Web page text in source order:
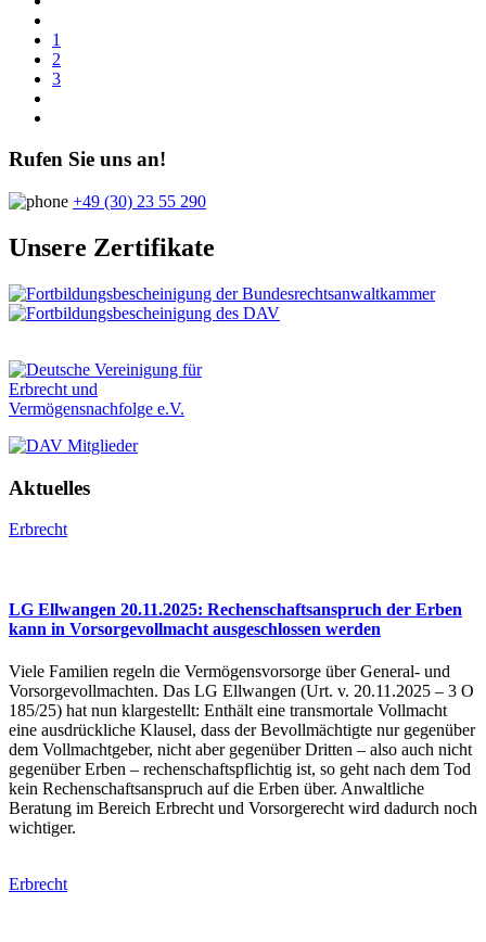
1
2
3
Rufen Sie uns an!
+49 (30) 23 55 290
Unsere Zertifikate
Aktuelles
Erbrecht
LG Ellwangen 20.11.2025: Rechenschaftsanspruch der Erben
kann in Vorsorgevollmacht ausgeschlossen werden
Viele Familien regeln die Vermögensvorsorge über General- und
Vorsorgevollmachten. Das LG Ellwangen (Urt. v. 20.11.2025 – 3 O
185/25) hat nun klargestellt: Enthält eine transmortale Vollmacht
eine ausdrückliche Klausel, dass der Bevollmächtigte nur gegenüber
dem Vollmachtgeber, nicht aber gegenüber Dritten – also auch nicht
gegenüber Erben – rechenschaftspflichtig ist, so geht nach dem Tod
kein Rechenschaftsanspruch auf die Erben über. Anwaltliche
Beratung im Bereich Erbrecht und Vorsorgerecht wird dadurch noch
wichtiger.
Erbrecht